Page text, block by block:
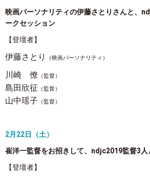
映画パーソナリティの伊藤さとりさんと、
ークセッション
【登壇者】
伊藤さとり （映画パーソナリティ）
川崎 僚 （監督）
島田欣征 （監督）
山中瑶子 （監督）
2月22日（土）
崔洋一監督をお招きして、ndjc2019監督3
【登壇者】